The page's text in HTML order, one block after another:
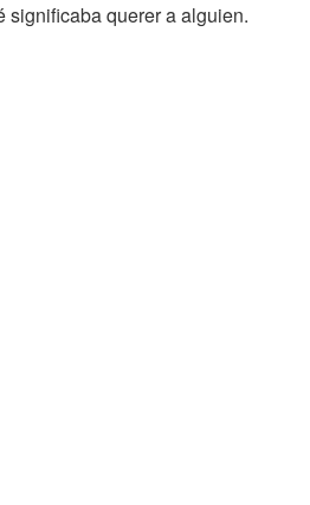
significaba querer a alguien.